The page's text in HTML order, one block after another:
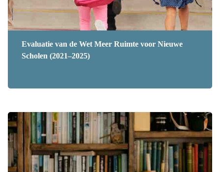
Evaluatie van de Wet Meer Ruimte voor Nieuwe
Scholen (2021–2025)